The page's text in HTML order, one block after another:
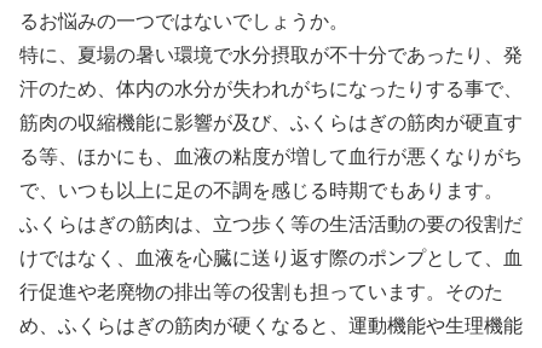
るお悩みの一つではないでしょうか。
特に、夏場の暑い環境で水分摂取が不十分であったり、発
汗のため、体内の水分が失われがちになったりする事で、
筋肉の収縮機能に影響が及び、ふくらはぎの筋肉が硬直す
る等、ほかにも、血液の粘度が増して血行が悪くなりがち
で、いつも以上に足の不調を感じる時期でもあります。
ふくらはぎの筋肉は、立つ歩く等の生活活動の要の役割だ
けではなく、血液を心臓に送り返す際のポンプとして、血
行促進や老廃物の排出等の役割も担っています。そのた
め、ふくらはぎの筋肉が硬くなると、運動機能や生理機能